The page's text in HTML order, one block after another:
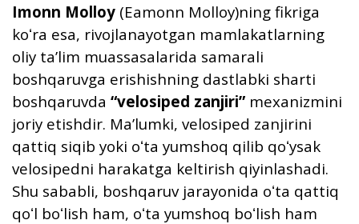
Imonn Molloy (Eamonn Molloy)ning fikriga
koʻra esa, rivojlanayotgan mamlakatlarning
oliy taʼlim muassasalarida samarali
boshqaruvga erishishning dastlabki sharti
boshqaruvda “velosiped zanjiri” mexanizmini
joriy etishdir. Maʼlumki, velosiped zanjirini
qattiq siqib yoki oʻta yumshoq qilib qoʻysak
velosipedni harakatga keltirish qiyinlashadi.
Shu sababli, boshqaruv jarayonida oʻta qattiq
qoʻl boʻlish ham, oʻta yumshoq boʻlish ham